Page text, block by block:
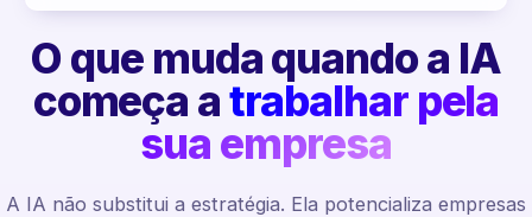
O que muda quando a IA
começa atrabalhar pela
sua empresa
A IA não substitui a estratégia. Ela potencializa empresas